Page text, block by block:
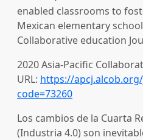
enabled classrooms to
Mexican elementary
Collaborative education
2020Asia-Pacific
URL: https://
code=73260
Los cambios de la Cuarta
(Industria 4.0) son